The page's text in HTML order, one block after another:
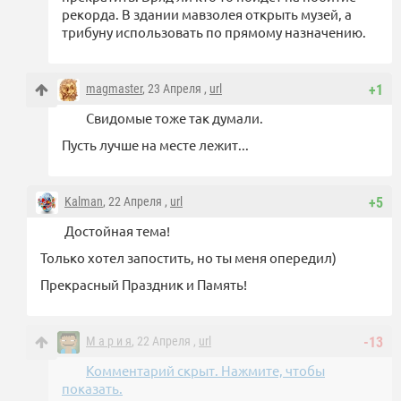
рекорда. В здании мавзолея открыть музей, а
трибуну использовать по прямому назначению.
+1
magmaster, 23 Апреля , url
Свидомые тоже так думали.
Пусть лучше на месте лежит...
+5
Kalman, 22 Апреля , url
Достойная тема!
Только хотел запостить, но ты меня опередил)
Прекрасный Праздник и Память!
-13
М а р и я, 22 Апреля , url
Комментарий скрыт. Нажмите, чтобы
показать.